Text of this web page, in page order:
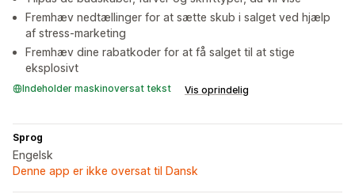
Fremhæv nedtællinger for at sætte skub i salget ved hjælp
af stress-marketing
Fremhæv dine rabatkoder for at få salget til at stige
eksplosivt
Indeholder maskinoversat tekst Vis oprindelig
Sprog
Engelsk
Denne app er ikke oversat til Dansk